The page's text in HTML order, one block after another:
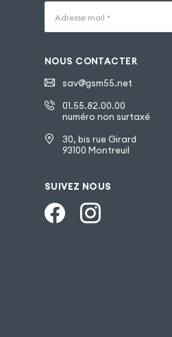
Adresse mail *
NOUS CONTACTER
sav@gsm55.net
01.55.82.00.00
numéro non surtaxé
30, bis rue Girard
93100 Montreuil
SUIVEZ NOUS